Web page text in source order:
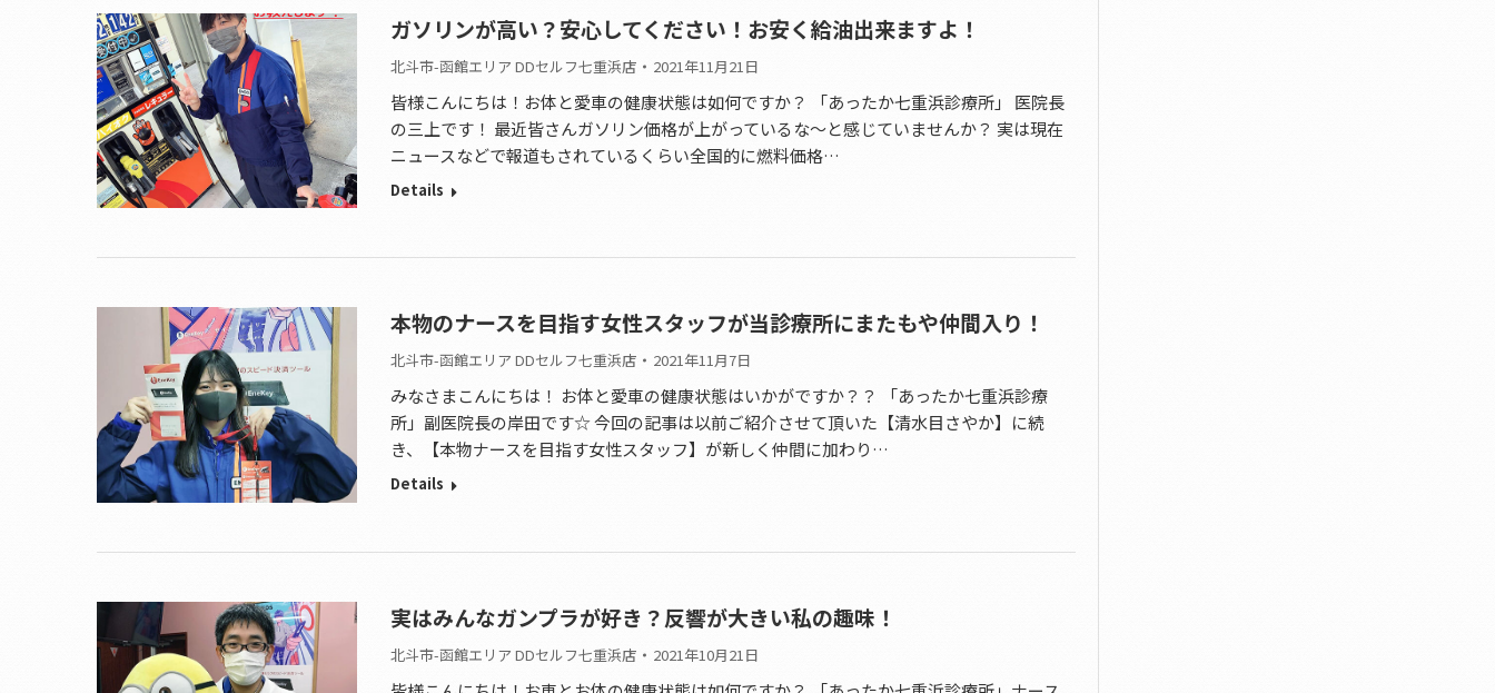
ガソリンが高い？安心してください！お安く給油出来ますよ！
北斗市-函館エリア DDセルフ七重浜店 2021年11月21日
皆様こんにちは！お体と愛車の健康状態は如何ですか？ 「あったか七重浜診療所」 医院長
の三上です！ 最近皆さんガソリン価格が上がっているな～と感じていませんか？ 実は現在
ニュースなどで報道もされているくらい全国的に燃料価格…
Details
本物のナースを目指す女性スタッフが当診療所にまたもや仲間入り！
北斗市-函館エリア DDセルフ七重浜店 2021年11月7日
みなさまこんにちは！ お体と愛車の健康状態はいかがですか？？ 「あったか七重浜診療
所」副医院長の岸田です☆ 今回の記事は以前ご紹介させて頂いた【清水目さやか】に続
き、【本物ナースを目指す女性スタッフ】が新しく仲間に加わり…
Details
実はみんなガンプラが好き？反響が大きい私の趣味！
北斗市-函館エリア DDセルフ七重浜店 2021年10月21日